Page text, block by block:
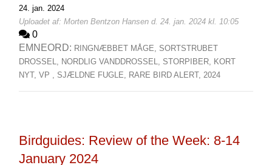
24. jan. 2024
Uploadet af: Morten Bentzon Hansen d. 24. jan. 2024 kl. 10:05
0
EMNEORD: RINGNÆBBET MÅGE, SORTSTRUBET
DROSSEL, NORDLIG VANDDROSSEL, STORPIBER, KORT
NYT, VP , SJÆLDNE FUGLE, RARE BIRD ALERT, 2024
Birdguides: Review of the Week: 8-14
January 2024